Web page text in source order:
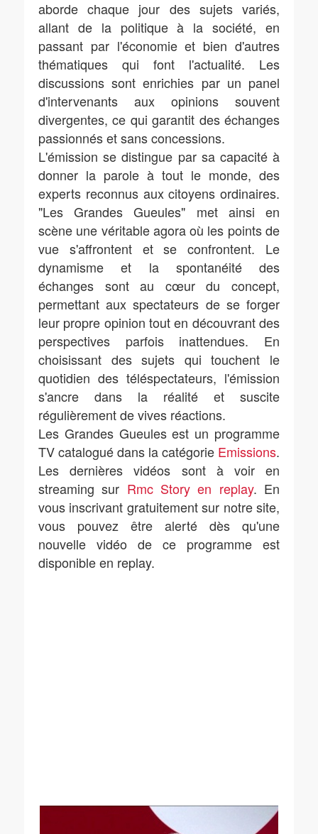
aborde chaque jour des sujets variés,
allant de la politique à la société, en
passant par l'économie et bien d'autres
thématiques qui font l'actualité. Les
discussions sont enrichies par un panel
d'intervenants aux opinions souvent
divergentes, ce qui garantit des échanges
passionnés et sans concessions.
L'émission se distingue par sa capacité à
donner la parole à tout le monde, des
experts reconnus aux citoyens ordinaires.
"Les Grandes Gueules" met ainsi en
scène une véritable agora où les points de
vue s'affrontent et se confrontent. Le
dynamisme et la spontanéité des
échanges sont au cœur du concept,
permettant aux spectateurs de se forger
leur propre opinion tout en découvrant des
perspectives parfois inattendues. En
choisissant des sujets qui touchent le
quotidien des téléspectateurs, l'émission
s'ancre dans la réalité et suscite
régulièrement de vives réactions.
Les Grandes Gueules est un programme
TV catalogué dans la catégorie Emissions.
Les dernières vidéos sont à voir en
streaming sur Rmc Story en replay. En
vous inscrivant gratuitement sur notre site,
vous pouvez être alerté dès qu'une
nouvelle vidéo de ce programme est
disponible en replay.